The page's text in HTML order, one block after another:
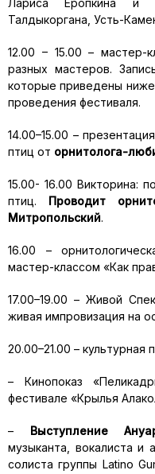
Лариса Еропкина и
Талдыкоргана, Усть-
12.00 – 15.00 – мастер-
разных мастеров.
которые приведены
проведения фестиваля.
14.00–15.00 –
птиц от орнитолога-
15.00- 16.00 Викторина:
птиц. Проводит
Митропольский.
16.00 –
мастер-классом «Как
17.00–19.00 – Живой
живая импровизация на
20.00–21.00 –
– Кинопоказ
фестивале «Крылья
– Выступление
музыканта, вокалиста и
солиста группы Latino